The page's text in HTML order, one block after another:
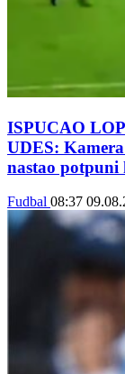
ISPUCAO
UDES:
nastao potpuni
Fudbal 08:37